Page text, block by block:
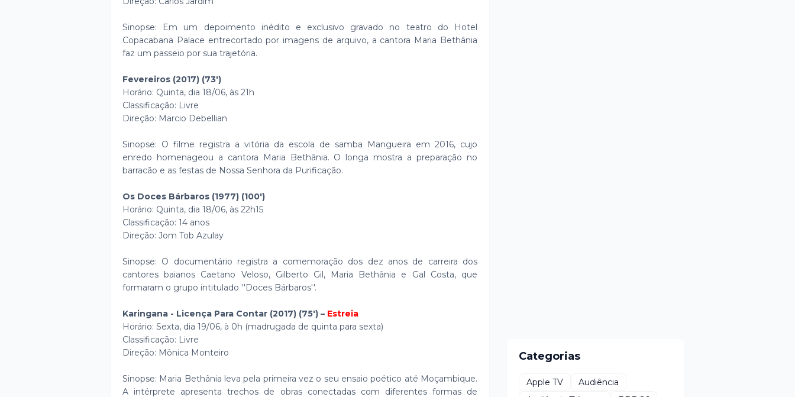
Sinopse: Em um depoimento inédito e exclusivo gravado no teatro do Hotel
Copacabana Palace entrecortado por imagens de arquivo, a cantora Maria Bethânia
faz um passeio por sua trajetória.
Fevereiros (2017) (73')
Horário: Quinta, dia 18/06, às 21h
Classificação: Livre
Direção: Marcio Debellian
Sinopse: O filme registra a vitória da escola de samba Mangueira em 2016, cujo
enredo homenageou a cantora Maria Bethânia. O longa mostra a preparação no
barracão e as festas de Nossa Senhora da Purificação.
Os Doces Bárbaros (1977) (100')
Horário: Quinta, dia 18/06, às 22h15
Classificação: 14 anos
Direção: Jom Tob Azulay
Sinopse: O documentário registra a comemoração dos dez anos de carreira dos
cantores baianos Caetano Veloso, Gilberto Gil, Maria Bethânia e Gal Costa, que
formaram o grupo intitulado ''Doces Bárbaros''.
Karingana - Licença Para Contar (2017) (75') – Estreia
Horário: Sexta, dia 19/06, à 0h (madrugada de quinta para sexta)
Classificação: Livre
Direção: Mônica Monteiro
Sinopse: Maria Bethânia leva pela primeira vez o seu ensaio poético até Moçambique.
A intérprete apresenta trechos de obras conectadas com diferentes formas de
Categorias
Apple TV
Audiência